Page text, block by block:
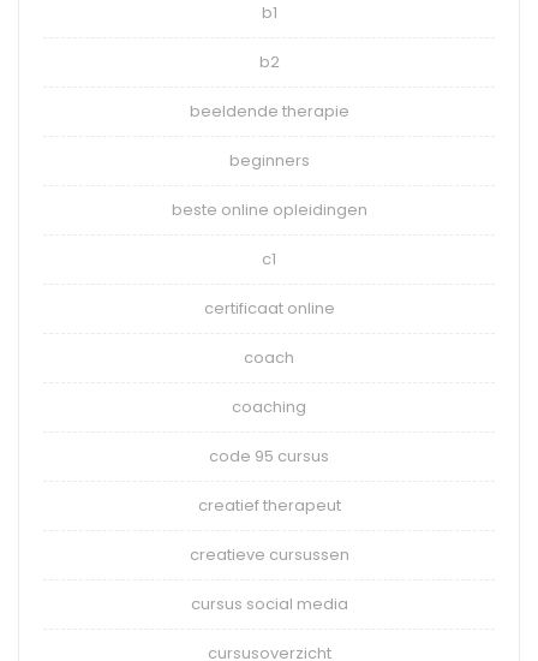
b1
b2
beeldende therapie
beginners
beste online opleidingen
c1
certificaat online
coach
coaching
code 95 cursus
creatief therapeut
creatieve cursussen
cursus social media
cursusoverzicht